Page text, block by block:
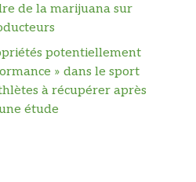
de la marijuana sur
potentiellement
» dans le sport
à récupérer après
étude